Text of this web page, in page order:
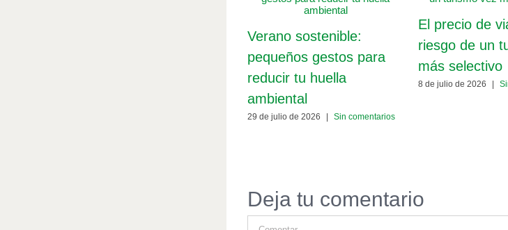
Verano sostenible:
pequeños gestos para
reducir tu huella
ambiental
29 de julio de 2026 Sin comentarios
El precio de
riesgo de un
más selectivo
8 de julio de 2026
Deja tu comentario